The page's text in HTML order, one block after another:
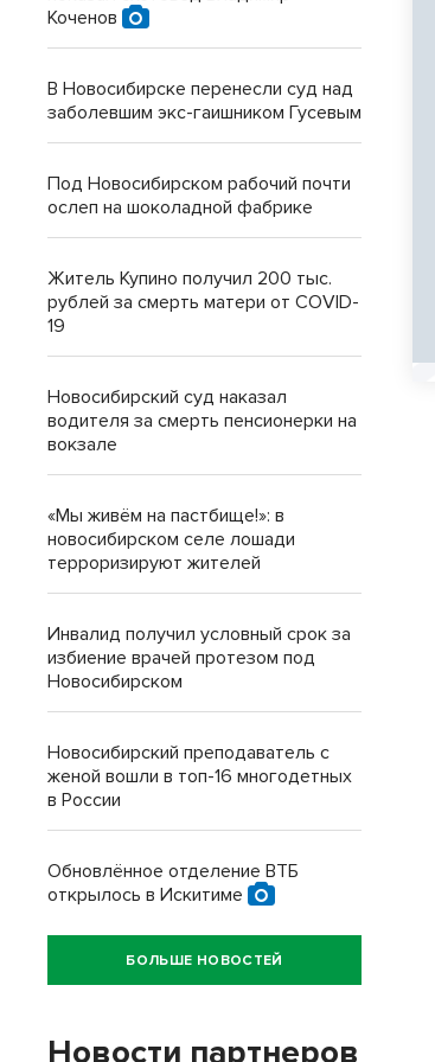
Коченов
В Новосибирске перенесли суд над
заболевшим экс-гаишником Гусевым
Под Новосибирском рабочий почти
ослеп на шоколадной фабрике
Житель Купино получил 200 тыс.
рублей за смерть матери от COVID-
19
Новосибирский суд наказал
водителя за смерть пенсионерки на
вокзале
«Мы живём на пастбище!»: в
новосибирском селе лошади
терроризируют жителей
Инвалид получил условный срок за
избиение врачей протезом под
Новосибирском
Новосибирский преподаватель с
женой вошли в топ-16 многодетных
в России
Обновлённое отделение ВТБ
открылось в Искитиме
БОЛЬШЕ НОВОСТЕЙ
Новости партнеров